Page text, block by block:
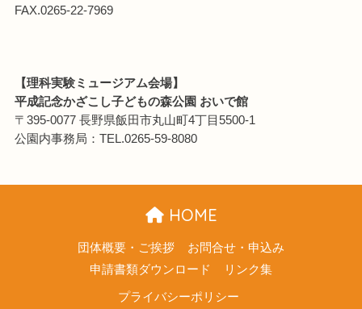
FAX.0265-22-7969
【理科実験ミュージアム会場】
平成記念かざこし子どもの森公園 おいで館
〒395-0077 長野県飯田市丸山町4丁目5500-1
公園内事務局：TEL.0265-59-8080
HOME
団体概要・ご挨拶
お問合せ・申込み
申請書類ダウンロード
リンク集
プライバシーポリシー